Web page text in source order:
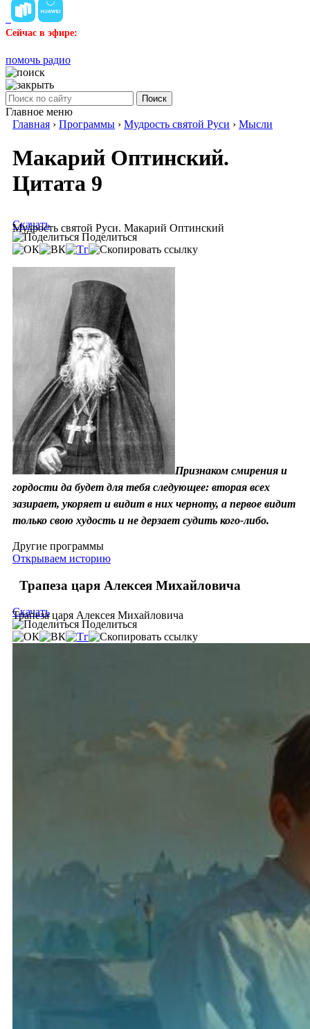
Сейчас в эфире:
помочь радио
Поиск
Главное меню
Главная › Программы › Мудрость святой Руси › Мысли
Макарий Оптинский.
Цитата 9
Мудрость святой Руси. Макарий Оптинский
Скачать
Поделиться
Признаком смирения и
гордости да будет для тебя следующее: вторая всех
зазирает, укоряет и видит в них черноту, а первое видит
только свою худость и не дерзает судить кого-либо.
Другие программы
Открываем историю
Трапеза царя Алексея Михайловича
Трапеза царя Алексея Михайловича
Скачать
Поделиться